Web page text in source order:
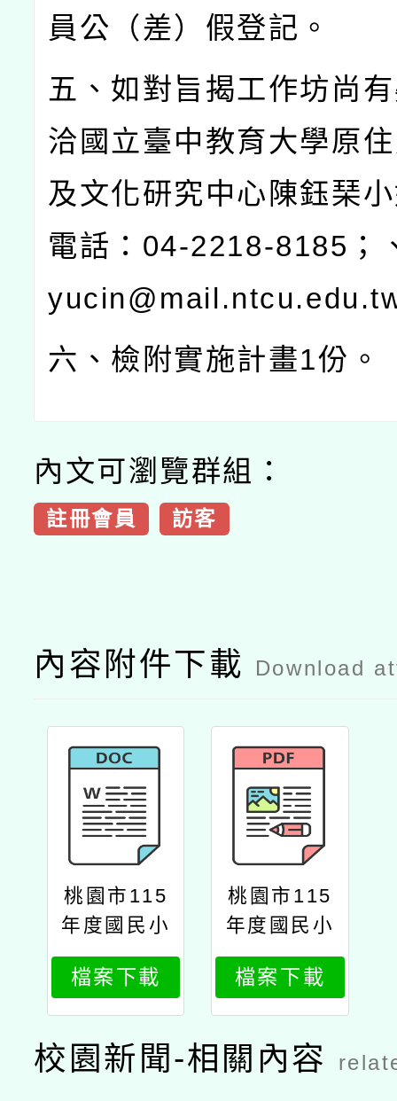
員公（差）假登記。
五、如對旨揭工作坊尚
洽國立臺中教育大學原
及文化研究中心陳鈺琹
電話： 04-2218-8185 ；
六、檢附實施計畫1份。
內文可瀏覽群組：
註冊會員 訪客
內容附件下載 Download
桃園市115
年度國民小
學推動品德
教育教師增
能精進計畫
檔案下載
桃園市115
年度國民小
學推動品德
教育教師增
能精進計畫
公文
檔案下載
校園新聞-相關內容